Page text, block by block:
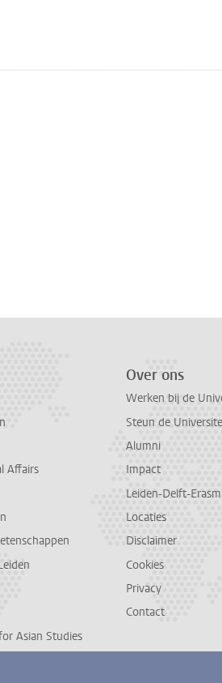
Affairs
Asian Studies
Over ons
Werken bij de
Steun de
Alumni
Impact
Leiden-Delft-
Locaties
Disclaimer
Cookies
Privacy
Contact